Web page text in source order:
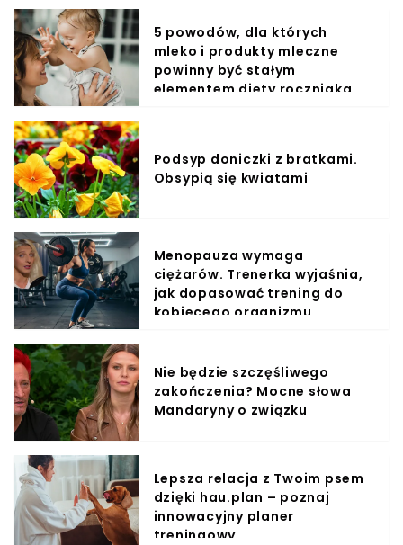
5 powodów, dla których
mleko i produkty mleczne
powinny być stałym
elementem diety roczniaka
Podsyp doniczki z bratkami.
Obsypią się kwiatami
Menopauza wymaga
ciężarów. Trenerka wyjaśnia,
jak dopasować trening do
kobiecego organizmu
Nie będzie szczęśliwego
zakończenia? Mocne słowa
Mandaryny o związku
Lepsza relacja z Twoim psem
dzięki hau.plan – poznaj
innowacyjny planer
treningowy